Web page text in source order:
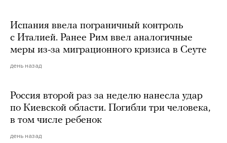
Испания ввела пограничный контроль
с Италией. Ранее Рим ввел аналогичные
меры из-за миграционного кризиса в Сеуте
день назад
Россия второй раз за неделю нанесла удар
по Киевской области. Погибли три человека,
в том числе ребенок
день назад